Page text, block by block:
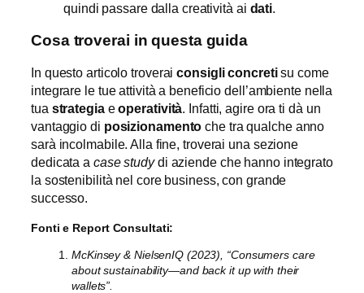
quindi passare dalla creatività ai dati.
Cosa troverai in questa guida
In questo articolo troveraiconsigli concretisu come
integrare le tue attività a beneficio dell’ambiente nella
tua strategiaeoperatività. Infatti, agire ora ti dà un
vantaggio di posizionamento che tra qualche anno
sarà incolmabile. Alla fine, troverai una sezione
dedicata a case studydi aziende che hanno integrato
la sostenibilità nel core business, con grande
successo.
Fonti e Report Consultati:
McKinsey & NielsenIQ (2023), “Consumers care
about sustainability—and back it up with their
wallets”.